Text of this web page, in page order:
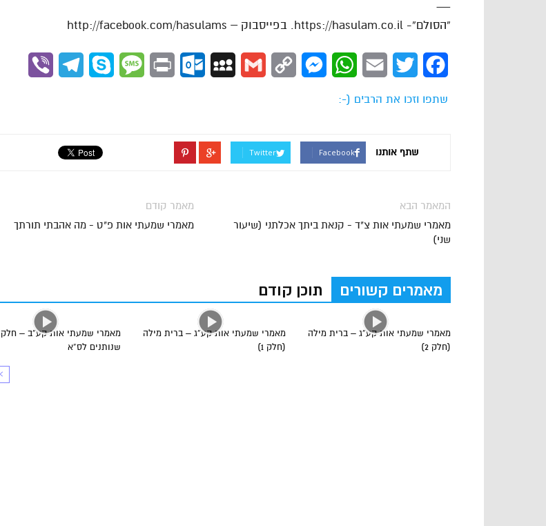
—
“הסולם”- https://hasulam.co.il. בפייסבוק – http://facebook.com/hasulams
Facebook
Twitter
Email
WhatsApp
Messenger
Copy
Gmail
MySpace
Outlook.com
Print
Message
Skype
Telegram
שתפו וזכו את הרבים (-:
שתף אותנו Facebook
Twitter
מאמר קודם
מאמרי שמעתי אות פ"ט - מה אהבתי תורתך
המאמר הבא
מאמרי שמעתי אות צ"ד - קנאת ביתך אכלתני (שיעור
שני)
מאמרים קשורים תוכן קודם
מאמרי שמעתי אות קע”ב – חלק
שנותנים לס”א
מאמרי שמעתי אות קע”ג – ברית מילה
(חלק 1)
מאמרי שמעתי אות קע”ג – ברית מילה
(חלק 2)